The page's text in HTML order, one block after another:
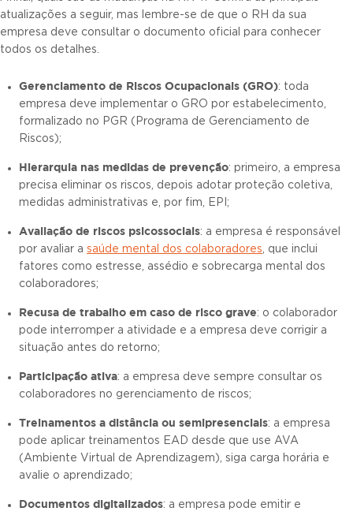
atualizações a seguir, mas lembre-se de que o RH da sua
empresa deve consultar o documento oficial para conhecer
todos os detalhes.
Gerenciamento de Riscos Ocupacionais (GRO): toda
empresa deve implementar o GRO por estabelecimento,
formalizado no PGR (Programa de Gerenciamento de
Riscos);
Hierarquia nas medidas de prevenção: primeiro, a empresa
precisa eliminar os riscos, depois adotar proteção coletiva,
medidas administrativas e, por fim, EPI;
Avaliação de riscos psicossociais: a empresa é responsável
por avaliar a saúde mental dos colaboradores, que inclui
fatores como estresse, assédio e sobrecarga mental dos
colaboradores;
Recusa de trabalho em caso de risco grave: o colaborador
pode interromper a atividade e a empresa deve corrigir a
situação antes do retorno;
Participação ativa: a empresa deve sempre consultar os
colaboradores no gerenciamento de riscos;
Treinamentos a distância ou semipresenciais: a empresa
pode aplicar treinamentos EAD desde que use AVA
(Ambiente Virtual de Aprendizagem), siga carga horária e
avalie o aprendizado;
Documentos digitalizados: a empresa pode emitir e